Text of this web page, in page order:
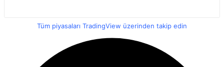
Tüm piyasaları TradingView üzerinden takip edin